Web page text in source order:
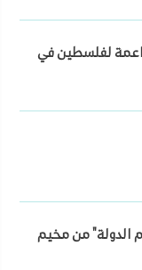
لفلسطين في
من "تنظيم الدولة" من مخيم